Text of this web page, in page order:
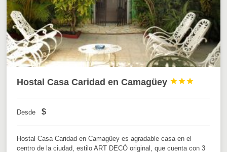
Hostal Casa Caridad en Camagüey 


Desde $
Hostal Casa Caridad en Camagüey es agradable casa en el
centro de la ciudad, estilo ART DECÓ original, que cuenta con 3